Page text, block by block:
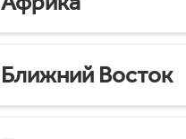
Ближний Восток